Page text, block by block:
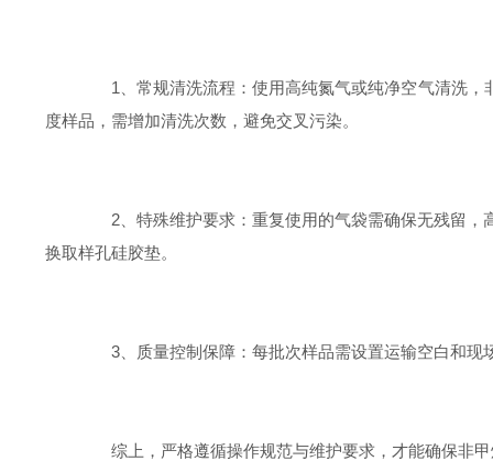
1、常规清洗流程：使用高纯氮气或纯净空气清洗，
度样品，需增加清洗次数，避免交叉污染。
2、特殊维护要求：重复使用的气袋需确保无残留，
换取样孔硅胶垫。
3、质量控制保障：每批次样品需设置运输空白和现
综上，严格遵循操作规范与维护要求，才能确保非甲